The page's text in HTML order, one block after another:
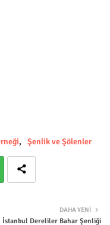
Şenlik ve Şölenler
DAHA YENI
İstanbul Dereliler Bahar Şenliği